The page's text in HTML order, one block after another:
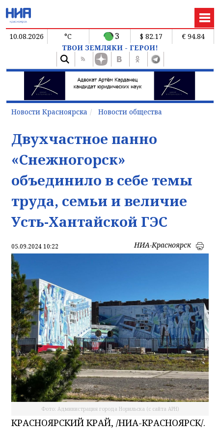
10.08.2026 °C 3 $ 82.17
€ 94.84
ТВОИ ЗЕМЛЯКИ - ГЕРОИ!
Новости Красноярска Новости общества
Двухчастное панно
«Снежногорск»
объединило в себе темы
труда, семьи и величие
Усть-Хантайской ГЭС
05.09.2024 10:22 НИА-Красноярск
Фото: Администрация города Норильска (с сайта АРН)
КРАСНОЯРСКИЙ КРАЙ, /НИА-КРАСНОЯРСК/.